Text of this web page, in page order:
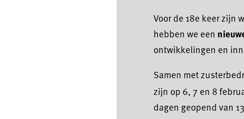
Voor de 18e keer zijn
hebben we een
ontwikkelingen en
Samen met
zijn op 6, 7 en 8
dagen geopend van